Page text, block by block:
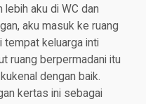
lebih aku di WC dan
aku masuk ke ruang
tempat keluarga inti
ruang berpermadani itu
dengan baik.
kertas ini sebagai